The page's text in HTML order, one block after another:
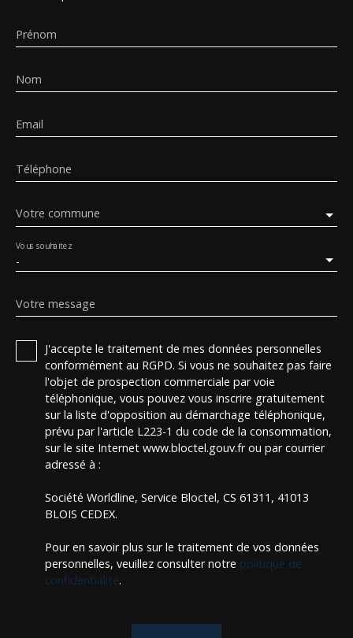
Prénom
Nom
Email
Téléphone
Votre commune
-
Vous souhaitez
Votre message
J'accepte le traitement de mes données personnelles
conformément au RGPD. Si vous ne souhaitez pas faire
l'objet de prospection commerciale par voie
téléphonique, vous pouvez vous inscrire gratuitement
sur la liste d'opposition au démarchage téléphonique,
prévu par l'article L223-1 du code de la consommation,
sur le site Internet www.bloctel.gouv.fr ou par courrier
adressé à :
Société Worldline, Service Bloctel, CS 61311, 41013
BLOIS CEDEX.
Pour en savoir plus sur le traitement de vos données
personnelles, veuillez consulter notre politique de
confidentialité.